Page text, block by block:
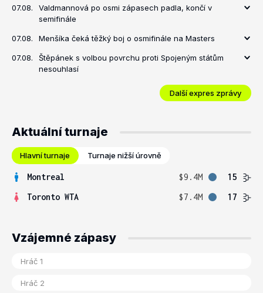
07.08.
Valdmannová po osmi zápasech padla, končí v
semifinále
07.08. Menšíka čeká těžký boj o osmifinále na Masters
07.08.
Štěpánek s volbou povrchu proti Spojeným státům
nesouhlasí
Další expres zprávy
Aktuální turnaje
Hlavní turnaje Turnaje nižší úrovně
Montreal $9.4M
15
Toronto WTA
$7.4M 17
Vzájemné zápasy